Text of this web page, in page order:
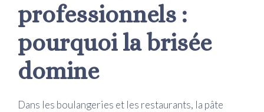
professionnels :
pourquoi la brisée
domine
Dans les boulangeries et les restaurants, la pâte